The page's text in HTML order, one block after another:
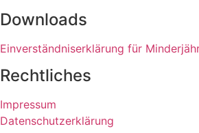
Downloads
Einverständniserklärung für
Rechtliches
Impressum
Datenschutzerklärung